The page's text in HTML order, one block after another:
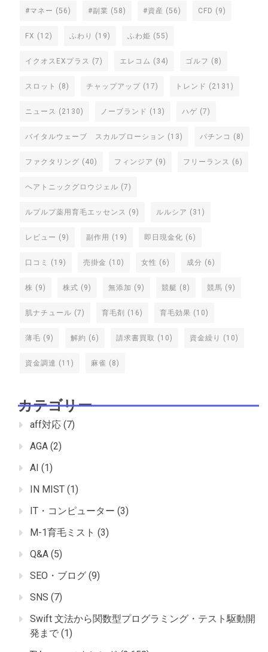
#マネー (56) #副業 (58) #資産 (56) CFD (9)
FX (12) ふわり (19) ふわ姫 (55)
イクオスEXプラス (7) エレコム (34) ゴルフ (8)
スロット (8) チャップアップ (17) トレンド (2131)
ニュース (2130) ノーブランド (13) ハゲ (7)
バイタルウェーブ スカルプローション (13) パチンコ (8)
ファクタリング (40) フィンジア (9) フリーランス (6)
ヘアトニックグロウジェル (7)
ルプルプ薬用育毛エッセンス (9) ルルシア (31)
レビュー (9) 副作用 (19) 即日現金化 (6)
口コミ (19) 売掛金 (10) 女性 (6) 成分 (6)
株 (9) 株式 (9) 無添加 (9) 競艇 (8) 競馬 (9)
肌ナチュール (7) 育毛剤 (16) 育毛効果 (10)
薄毛 (9) 解約 (6) 請求書買取 (10) 資金繰り (10)
資金調達 (11) 麻雀 (8)
カテゴリー
aff対応 (7)
AGA (2)
AI (1)
IN MIST (1)
IT・コンピューター (3)
M-1育毛ミスト (3)
Q&A (5)
SEO・ブログ (9)
SNS (7)
Swift 文法から関数型プログラミング・テスト駆動開
発まで (1)